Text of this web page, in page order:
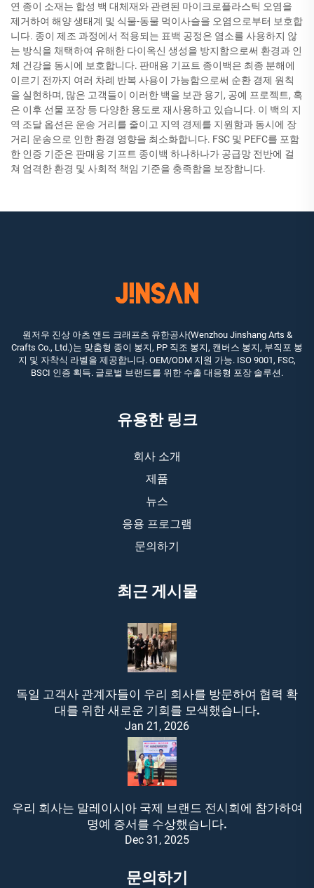
연 종이 소재는 합성 백 대체재와 관련된 마이크로플라스틱 오염을
제거하여 해양 생태계 및 식물-동물 먹이사슬을 오염으로부터 보호합
니다. 종이 제조 과정에서 적용되는 표백 공정은 염소를 사용하지 않
는 방식을 채택하여 유해한 다이옥신 생성을 방지함으로써 환경과 인
체 건강을 동시에 보호합니다. 판매용 기프트 종이백은 최종 분해에
이르기 전까지 여러 차례 반복 사용이 가능함으로써 순환 경제 원칙
을 실현하며, 많은 고객들이 이러한 백을 보관 용기, 공예 프로젝트, 혹
은 이후 선물 포장 등 다양한 용도로 재사용하고 있습니다. 이 백의 지
역 조달 옵션은 운송 거리를 줄이고 지역 경제를 지원함과 동시에 장
거리 운송으로 인한 환경 영향을 최소화합니다. FSC 및 PEFC를 포함
한 인증 기준은 판매용 기프트 종이백 하나하나가 공급망 전반에 걸
쳐 엄격한 환경 및 사회적 책임 기준을 충족함을 보장합니다.
원저우 진상 아츠 앤드 크래프츠 유한공사(Wenzhou Jinshang Arts &
Crafts Co., Ltd.)는 맞춤형 종이 봉지, PP 직조 봉지, 캔버스 봉지, 부직포 봉
지 및 자착식 라벨을 제공합니다. OEM/ODM 지원 가능. ISO 9001, FSC,
BSCI 인증 획득. 글로벌 브랜드를 위한 수출 대응형 포장 솔루션.
유용한 링크
회사 소개
제품
뉴스
응용 프로그램
문의하기
최근 게시물
독일 고객사 관계자들이 우리 회사를 방문하여 협력 확
대를 위한 새로운 기회를 모색했습니다.
Jan 21, 2026
우리 회사는 말레이시아 국제 브랜드 전시회에 참가하여
명예 증서를 수상했습니다.
Dec 31, 2025
문의하기